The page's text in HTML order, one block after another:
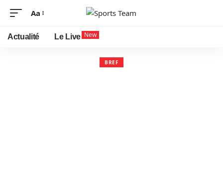
Aa
Actualité Le Live New
BREF